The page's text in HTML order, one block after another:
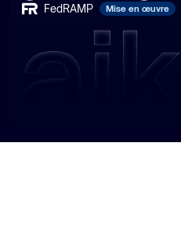
FedRAMP Mise en œuvre